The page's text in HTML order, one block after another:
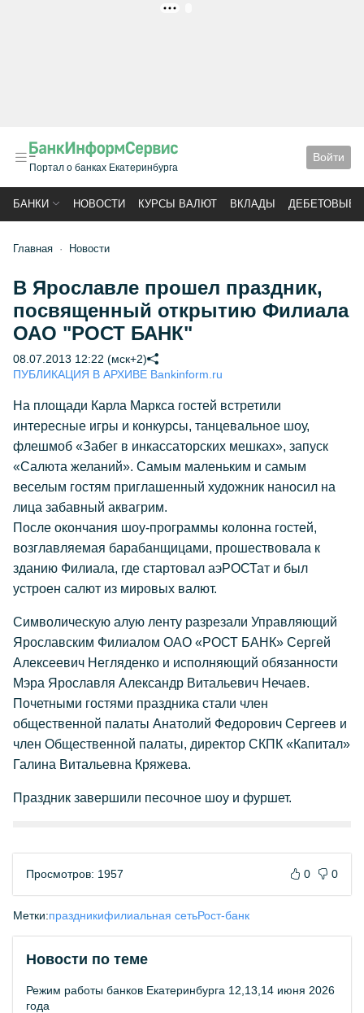
Портал о банках Екатеринбурга
Войти
БАНКИ НОВОСТИ КУРСЫ ВАЛЮТ ВКЛАДЫ ДЕБЕТОВЫЕ
Главная Новости
В Ярославле прошел праздник,
посвященный открытию Филиала
ОАО "РОСТ БАНК"
08.07.2013 12:22 (мск+2)
ПУБЛИКАЦИЯ В АРХИВЕ Bankinform.ru
На площади Карла Маркса гостей встретили
интересные игры и конкурсы, танцевальное шоу,
флешмоб «Забег в инкассаторских мешках», запуск
«Салюта желаний». Самым маленьким и самым
веселым гостям приглашенный художник наносил на
лица забавный аквагрим.
После окончания шоу-программы колонна гостей,
возглавляемая барабанщицами, прошествовала к
зданию Филиала, где стартовал аэРОСТат и был
устроен салют из мировых валют.
Символическую алую ленту разрезали Управляющий
Ярославским Филиалом ОАО «РОСТ БАНК» Сергей
Алексеевич Негляденко и исполняющий обязанности
Мэра Ярославля Александр Витальевич Нечаев.
Почетными гостями праздника стали член
общественной палаты Анатолий Федорович Сергеев и
член Общественной палаты, директор СКПК «Капитал»
Галина Витальевна Кряжева.
Праздник завершили песочное шоу и фуршет.
Просмотров: 1957 0 0
Метки:праздникифилиальная сетьРост-банк
Новости по теме
Режим работы банков Екатеринбурга 12,13,14 июня 2026
года